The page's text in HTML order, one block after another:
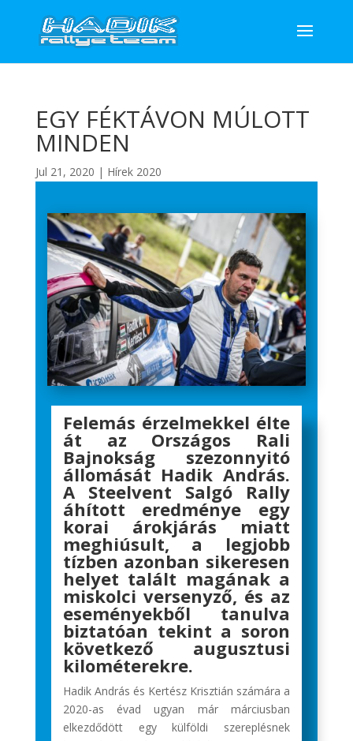
EGY FÉKTÁVON MÚLOTT
MINDEN
Jul 21, 2020 | Hírek 2020
Felemás érzelmekkel élte
át az Országos Rali
Bajnokság szezonnyitó
állomását Hadik András.
A Steelvent Salgó Rally
áhított eredménye egy
korai árokjárás miatt
meghiúsult, a legjobb
tízben azonban sikeresen
helyet talált magának a
miskolci versenyző, és az
eseményekből tanulva
biztatóan tekint a soron
következő augusztusi
kilométerekre.
Hadik András és Kertész Krisztián számára a
2020-as évad ugyan már márciusban
elkezdődött egy külföldi szereplésnek